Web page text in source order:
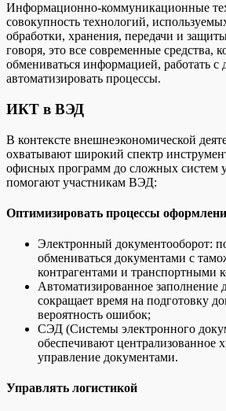
Информационно-коммуникационные
совокупность технологий,
обработки, хранения, передачи и
говоря, это все современные средства,
обмениваться информацией, работать
автоматизировать процессы.
ИКТ в ВЭД
В контексте внешнеэкономической
охватывают широкий спектр
офисных программ до сложных систем
помогают участникам ВЭД:
Оптимизировать процессы
Электронный документооборот:
обмениваться документами с
контрагентами и транспортными
Автоматизированное заполнение
сокращает время на подготовку
вероятность ошибок;
СЭД (Системы электронного
обеспечивают централизованное
управление документами.
Управлять логистикой